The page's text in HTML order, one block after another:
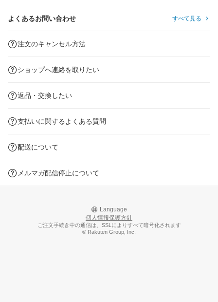
よくあるお問い合わせ すべて見る
注文のキャンセル方法
ショップへ連絡を取りたい
返品・交換したい
支払いに関するよくある質問
配送について
メルマガ配信停止について
Language
個人情報保護方針
ご注文手続き中の通信は、SSLによりすべて暗号化されます
© Rakuten Group, Inc.